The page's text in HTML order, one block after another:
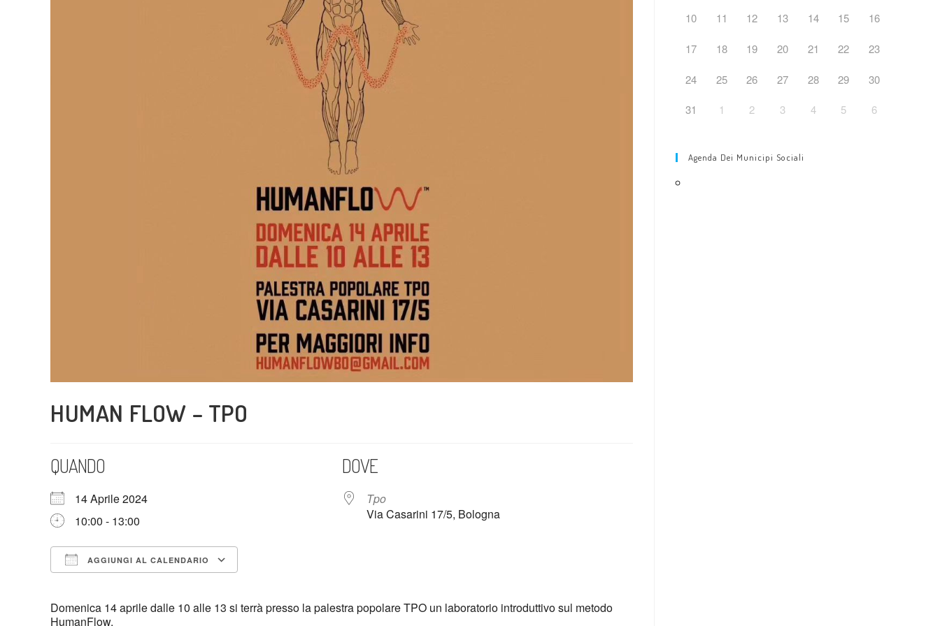
web
HUMAN FLOW – TPO
QUANDO
14 Aprile 2024
10:00 - 13:00
AGGIUNGI AL CALENDARIO
DOVE
Tpo
Via Casarini 17/5, Bologna
Domenica 14 aprile dalle 10 alle 13 si terrà presso la palestra popolare TPO un laboratorio introduttivo sul metodo
HumanFlow.
10 11 12 13 14 15 16
17 18 19 20 21 22 23
24 25 26 27 28 29 30
31 1 2 3 4 5 6
Agenda Dei Municipi Sociali